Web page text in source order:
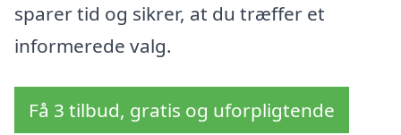
sparer tid og sikrer, at du træffer et
informerede valg.
Få 3 tilbud, gratis og uforpligtende